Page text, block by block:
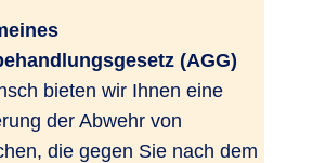
(AGG)
bieten wir Ihnen eine
der Abwehr von
die gegen Sie nach dem